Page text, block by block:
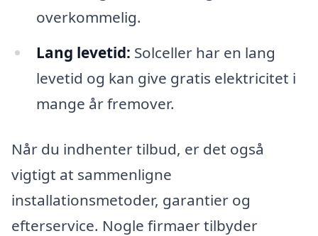
overkommelig.
Lang levetid: Solceller har en lang
levetid og kan give gratis elektricitet i
mange år fremover.
Når du indhenter tilbud, er det også
vigtigt at sammenligne
installationsmetoder, garantier og
efterservice. Nogle firmaer tilbyder